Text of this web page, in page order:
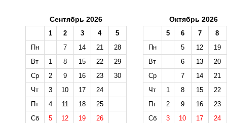
Сентябрь 2026
1 2 3 4
5
Пн
7 14 21
28
Вт
1 8 15 22
29
Ср
2 9 16 23
30
Чт
3 10 17
24
Пт
4 11 18
25
Сб
5 12 19
26
Октябрь 2026
5 6 7
8
Пн
5 12
19
Вт
6 13
20
Ср
7 14
21
Чт
1 8 15
22
Пт
2 9 16
23
Сб
3 10 17
24